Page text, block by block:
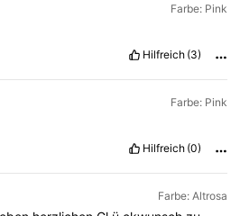
Farbe: Pink
Hilfreich (3)
Farbe: Pink
Hilfreich (0)
Farbe: Altrosa